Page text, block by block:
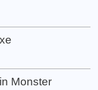
Monster